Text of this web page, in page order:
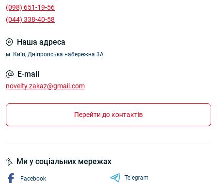
(098) 651-19-56
(044) 338-40-58
Наша адреса
м. Київ, Дніпровська набережна 3А
E-mail
novelty.zakaz@gmail.com
Перейти до контактів
Ми у соціальних мережах
Facebook Telegram